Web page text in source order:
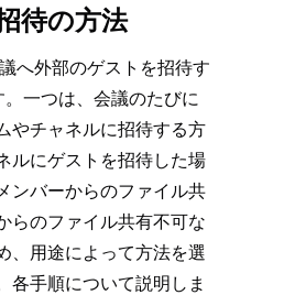
待の方法
へ外部のゲストを招待す
一つは、会議のたびに
やチャネルに招待する方
ルにゲストを招待した場
ンバーからのファイル共
らのファイル共有不可な
、用途によって方法を選
各手順について説明しま